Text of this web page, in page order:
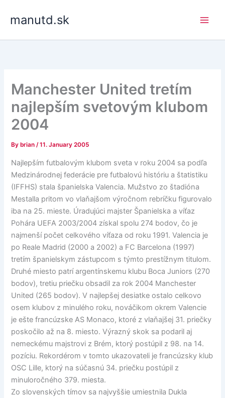
manutd.sk
Manchester United tretím
najlepším svetovým klubom
2004
By brian/11. January 2005
Najlepším futbalovým klubom sveta v roku 2004 sa podľa
Medzinárodnej federácie pre futbalovú históriu a štatistiku
(IFFHS) stala španielska Valencia. Mužstvo zo štadióna
Mestalla pritom vo vlaňajšom výročnom rebríčku figurovalo
iba na 25. mieste. Úradujúci majster Španielska a víťaz
Pohára UEFA 2003/2004 získal spolu 274 bodov, čo je
najmenší počet celkového víťaza od roku 1991. Valencia je
po Reale Madrid (2000 a 2002) a FC Barcelona (1997)
tretím španielskym zástupcom s týmto prestížnym titulom.
Druhé miesto patrí argentínskemu klubu Boca Juniors (270
bodov), tretiu priečku obsadil za rok 2004 Manchester
United (265 bodov). V najlepšej desiatke ostalo celkovo
osem klubov z minulého roku, nováčikom okrem Valencie
je ešte francúzske AS Monaco, ktoré z vlaňajšej 31. priečky
poskočilo až na 8. miesto. Výrazný skok sa podaril aj
nemeckému majstrovi z Brém, ktorý postúpil z 98. na 14.
pozíciu. Rekordérom v tomto ukazovateli je francúzsky klub
OSC Lille, ktorý na súčasnú 34. priečku postúpil z
minuloročného 379. miesta.
Zo slovenských tímov sa najvyššie umiestnila Dukla